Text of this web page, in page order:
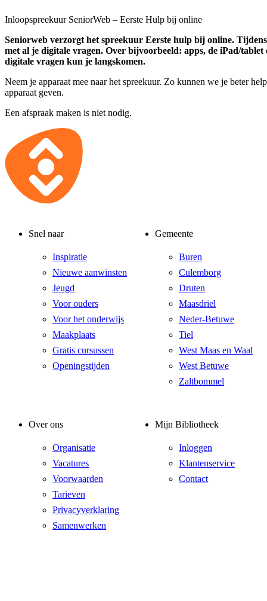
Inloopspreekuur SeniorWeb – Eerste Hulp bij online
Seniorweb verzorgt het spreekuur Eerste hulp bij online.
met al je digitale vragen. Over bijvoorbeeld: apps, de iPad/tablet
digitale vragen kun je langskomen.
Neem je apparaat mee naar het spreekuur. Zo kunnen we je beter
apparaat geven.
Een afspraak maken is niet nodig.
Snel naar
Inspiratie
Nieuwe aanwinsten
Jeugd
Voor ouders
Voor het onderwijs
Maakplaats
Gratis cursussen
Openingstijden
Gemeente
Buren
Culemborg
Druten
Maasdriel
Neder-Betuwe
Tiel
West Maas en Waal
West Betuwe
Zaltbommel
Over ons
Organisatie
Vacatures
Voorwaarden
Tarieven
Privacyverklaring
Samenwerken
Mijn Bibliotheek
Inloggen
Klantenservice
Contact